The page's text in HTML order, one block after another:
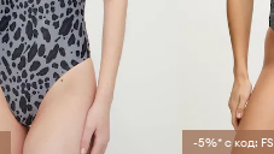
-5%* с код: FS